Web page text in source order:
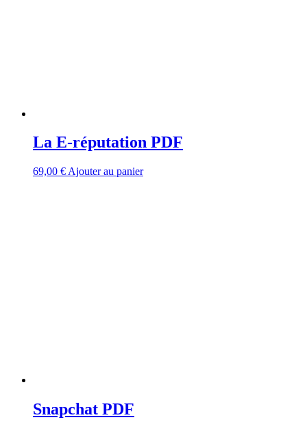
La E-réputation PDF
69,00 € Ajouter au panier
Snapchat PDF